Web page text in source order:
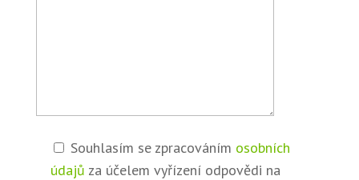
Souhlasím se zpracováním osobních
údajů za účelem vyřízení odpovědi na